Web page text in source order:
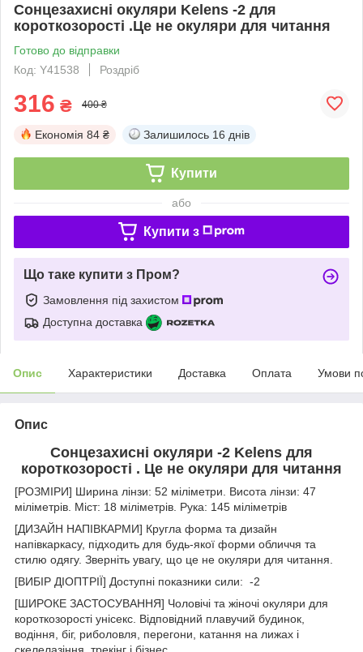
Сонцезахисні окуляри Kelens -2 для
короткозорості .Це не окуляри для читання
Готово до відправки
Код: Y41538
Роздріб
316 ₴ 400 ₴
Економія 84 ₴ Залишилось 16 днів
Купити
або
Купити з
Що таке купити з Пром?
Замовлення під захистом
Доступна доставка
Опис Характеристики Доставка Оплата Умови
Опис
Сонцезахисні окуляри -2 Kelens для
короткозорості . Це не окуляри для читання
[РОЗМІРИ] Ширина лінзи: 52 міліметри. Висота лінзи: 47
міліметрів. Міст: 18 міліметрів. Рука: 145 міліметрів
[ДИЗАЙН НАПІВКАРМИ] Кругла форма та дизайн
напівкаркасу, підходить для будь-якої форми обличчя та
стилю одягу. Зверніть увагу, що це не окуляри для читання.
[ВИБІР ДІОПТРІЇ] Доступні показники сили: -2
[ШИРОКЕ ЗАСТОСУВАННЯ] Чоловічі та жіночі окуляри для
короткозорості унісекс. Відповідний плавучий будинок,
водіння, біг, риболовля, перегони, катання на лижах і
скелелазіння, трекінг і бізнес.